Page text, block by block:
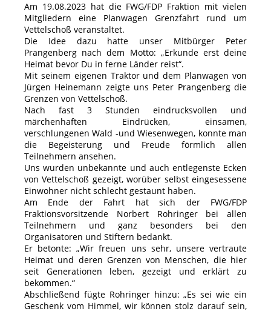
Am 19.08.2023 hat die FWG/FDP Fraktion mit vielen
Mitgliedern eine Planwagen Grenzfahrt rund um
Vettelschoß veranstaltet.
Die Idee dazu hatte unser Mitbürger Peter
Prangenberg nach dem Motto: „Erkunde erst deine
Heimat bevor Du in ferne Länder reist“.
Mit seinem eigenen Traktor und dem Planwagen von
Jürgen Heinemann zeigte uns Peter Prangenberg die
Grenzen von Vettelschoß.
Nach fast 3 Stunden eindrucksvollen und
märchenhaften Eindrücken, einsamen,
verschlungenen Wald -und Wiesenwegen, konnte man
die Begeisterung und Freude förmlich allen
Teilnehmern ansehen.
Uns wurden unbekannte und auch entlegenste Ecken
von Vettelschoß gezeigt, worüber selbst eingesessene
Einwohner nicht schlecht gestaunt haben.
Am Ende der Fahrt hat sich der FWG/FDP
Fraktionsvorsitzende Norbert Rohringer bei allen
Teilnehmern und ganz besonders bei den
Organisatoren und Stiftern bedankt.
Er betonte: „Wir freuen uns sehr, unsere vertraute
Heimat und deren Grenzen von Menschen, die hier
seit Generationen leben, gezeigt und erklärt zu
bekommen.“
Abschließend fügte Rohringer hinzu: „Es sei wie ein
Geschenk vom Himmel, wir können stolz darauf sein,